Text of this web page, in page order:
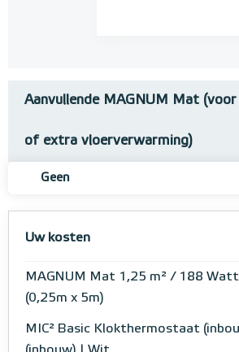
Aanvullende MAGNUM Mat
of extra vloerverwarming)
Geen
Uw kosten
MAGNUM Mat 1,25 m² / 188 Watt
(0,25m x 5m)
MIC² Basic Klokthermostaat